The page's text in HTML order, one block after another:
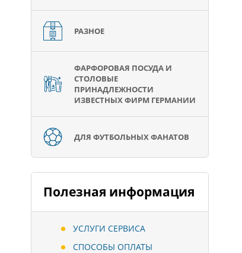
РАЗНОЕ
ФАРФОРОВАЯ ПОСУДА И
СТОЛОВЫЕ
ПРИНАДЛЕЖНОСТИ
ИЗВЕСТНЫХ ФИРМ ГЕРМАНИИ
ДЛЯ ФУТБОЛЬНЫХ ФАНАТОВ
Полезная информация
УСЛУГИ СЕРВИСА
СПОСОБЫ ОПЛАТЫ